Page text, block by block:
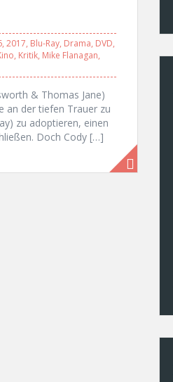
, 2017, Blu-Ray, Drama, DVD,
, Kritik, Mike Flanagan,
& Thomas Jane)
an der tiefen Trauer zu
zu adoptieren, einen
Doch Cody […]